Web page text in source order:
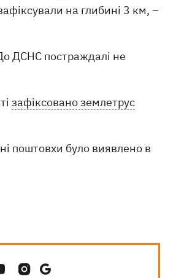
на глибині 3 км, –
ДСНС постраждалі не
зафіксовано землетрус
поштовхи було виявлено в